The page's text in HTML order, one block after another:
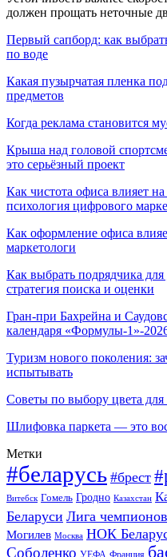
должен прощать неточные
Первый сапборд: как
по воде
Какая пузырчатая пленка
предметов
Когда реклама становится
Крыша над головой
это серьёзный проект
Как чистота офиса влияет
психология цифрового
Как оформление офиса
маркетологи
Как выбрать подрядчика
стратегия поиска и оценки
Гран-при Бахрейна и
календаря «Формулы-1»-
Туризм нового поколения:
испытывать
Советы по выбору цвета для
Шлифовка паркета — это
Метки
#беларусь #брест
Витебск Гомель Гродно Казахстан
Беларуси Лига чемпионов
Могилев Москва НОК
Соболенко УЕФА Франция